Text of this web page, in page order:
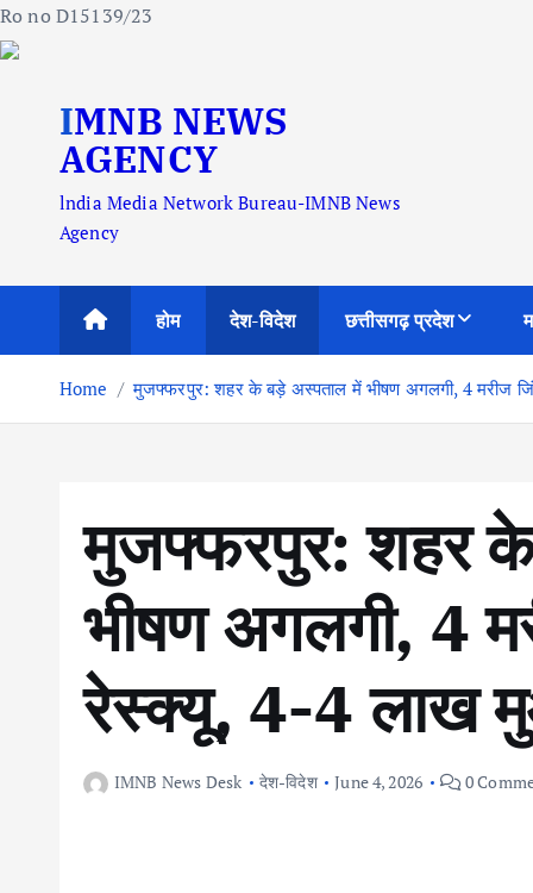
Ro no D15139/23
IMNB NEWS
AGENCY
lndia Media Network Bureau-IMNB News
Agency
होम देश-विदेश छत्तीसगढ़ प्रदेश
Home मुजफ्फरपुर: शहर के बड़े अस्पताल में भीषण अगलगी, 4 मरीज
मुजफ्फरपुर: शहर
भीषण अगलगी, 4
रेस्क्यू, 4-4 लाख
IMNB News Desk देश-विदेश June 4, 2026 0